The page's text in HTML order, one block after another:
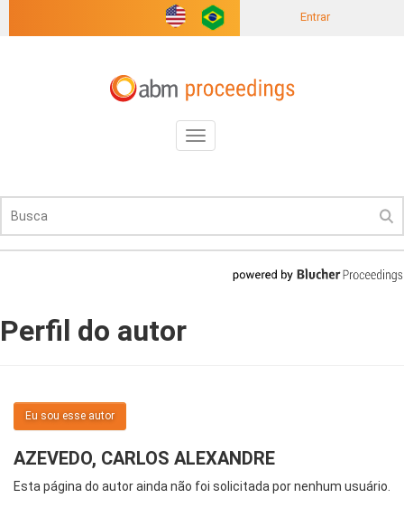
Entrar
Toggle
navigation
Perfil do autor
Eu sou esse autor
AZEVEDO, CARLOS ALEXANDRE
Esta página do autor ainda não foi solicitada por nenhum usuário.